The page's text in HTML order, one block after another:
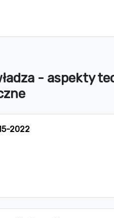
- aspekty
2022